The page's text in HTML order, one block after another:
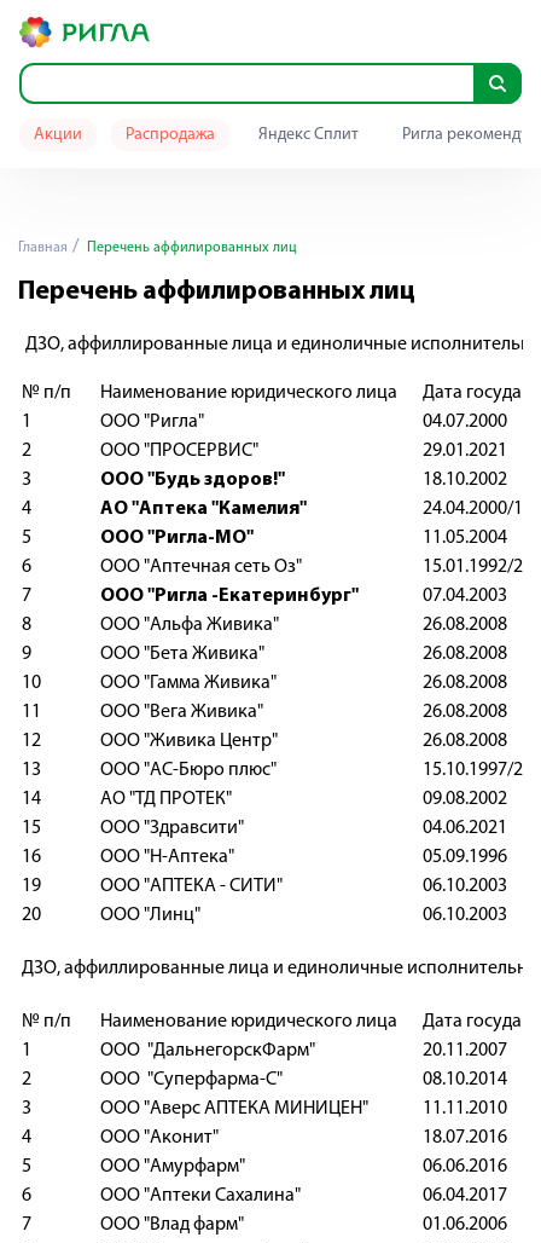
Акции Распродажа Яндекс Сплит Ригла
Главная Перечень аффилированных лиц
Перечень аффилированных лиц
ДЗО, аффиллированные лица и единоличные
№ п/п Наименование юридического лица
Дата
1
ООО "Ригла"
2
ООО "ПРОСЕРВИС"
3
ООО "Будь здоров!"
4
АО "Аптека "Камелия"
24.04.2000/
5
ООО "Ригла-МО"
6
ООО "Аптечная сеть Оз"
15.01.1992/
7
ООО "Ригла -Екатеринбург"
8
ООО "Альфа Живика"
9
ООО "Бета Живика"
10
ООО "Гамма Живика"
11
ООО "Вега Живика"
12
ООО "Живика Центр"
13
ООО "АС-Бюро плюс"
15.10.1997/
14
АО "ТД ПРОТЕК"
15
ООО "Здравсити"
16
ООО "Н-Аптека"
19
ООО "АПТЕКА - СИТИ"
20
ООО "Линц"
ДЗО, аффиллированные лица и единоличные
№ п/п Наименование юридического лица
Дата
1
ООО "ДальнегорскФарм"
2
ООО "Суперфарма-С"
3
ООО "Аверс АПТЕКА МИНИЦЕН"
4
ООО "Аконит"
5
ООО "Амурфарм"
6
ООО "Аптеки Сахалина"
7
ООО "Влад фарм"